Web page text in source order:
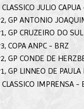
CLASSICO JULIO
GP ANTONIO
GP CRUZEIRO DO
COPA ANPC - BRZ
GP CONDE DE
GP LINNEO DE
CLASSICO IMPRENSA -